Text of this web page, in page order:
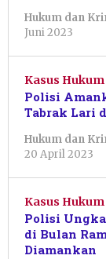
Hukum dan
Juni 2023
Kasus Hukum
Polisi
Tabrak Lari
Hukum dan
20 April 2023
Kasus Hukum
Polisi
di Bulan
Diamankan